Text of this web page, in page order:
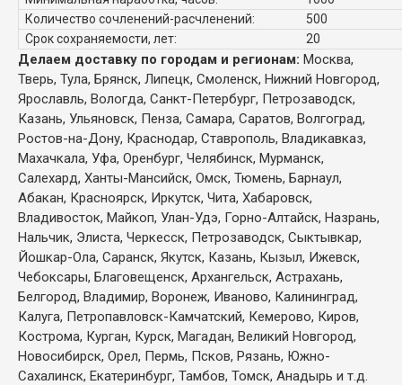
Количество сочленений-расчленений:
500
Срок сохраняемости, лет:
20
Делаем доставку по городам и регионам: Москва,
Тверь, Тула, Брянск, Липецк, Смоленск, Нижний Новгород,
Ярославль, Вологда, Санкт-Петербург, Петрозаводск,
Казань, Ульяновск, Пенза, Самара, Саратов, Волгоград,
Ростов-на-Дону, Краснодар, Ставрополь, Владикавказ,
Махачкала, Уфа, Оренбург, Челябинск, Мурманск,
Салехард, Ханты-Мансийск, Омск, Тюмень, Барнаул,
Абакан, Красноярск, Иркутск, Чита, Хабаровск,
Владивосток, Майкоп, Улан-Удэ, Горно-Алтайск, Назрань,
Нальчик, Элиста, Черкесск, Петрозаводск, Сыктывкар,
Йошкар-Ола, Саранск, Якутск, Казань, Кызыл, Ижевск,
Чебоксары, Благовещенск, Архангельск, Астрахань,
Белгород, Владимир, Воронеж, Иваново, Калининград,
Калуга, Петропавловск-Камчатский, Кемерово, Киров,
Кострома, Курган, Курск, Магадан, Великий Новгород,
Новосибирск, Орел, Пермь, Псков, Рязань, Южно-
Сахалинск, Екатеринбург, Тамбов, Томск, Анадырь и т.д.